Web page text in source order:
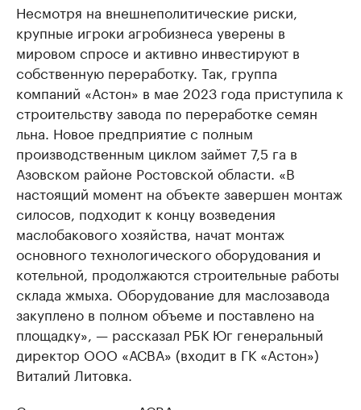
Несмотря на внешнеполитические риски,
крупные игроки агробизнеса уверены в
мировом спросе и активно инвестируют в
собственную переработку. Так, группа
компаний «Астон» в мае 2023 года приступила к
строительству завода по переработке семян
льна. Новое предприятие с полным
производственным циклом займет 7,5 га в
Азовском районе Ростовской области. «В
настоящий момент на объекте завершен монтаж
силосов, подходит к концу возведения
маслобакового хозяйства, начат монтаж
основного технологического оборудования и
котельной, продолжаются строительные работы
склада жмыха. Оборудование для маслозавода
закуплено в полном объеме и поставлено на
площадку», — рассказал РБК Юг генеральный
директор ООО «АСВА» (входит в ГК «Астон»)
Виталий Литовка.